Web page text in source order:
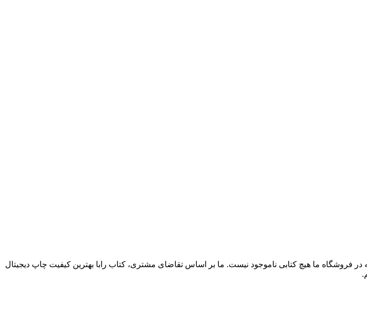
فروشگاه ما هیچ کتابی ناموجود نیست. ما بر اساس تقاضای مشتری، کتاب رابا بهترین کیفیت چاپ دیجیتال